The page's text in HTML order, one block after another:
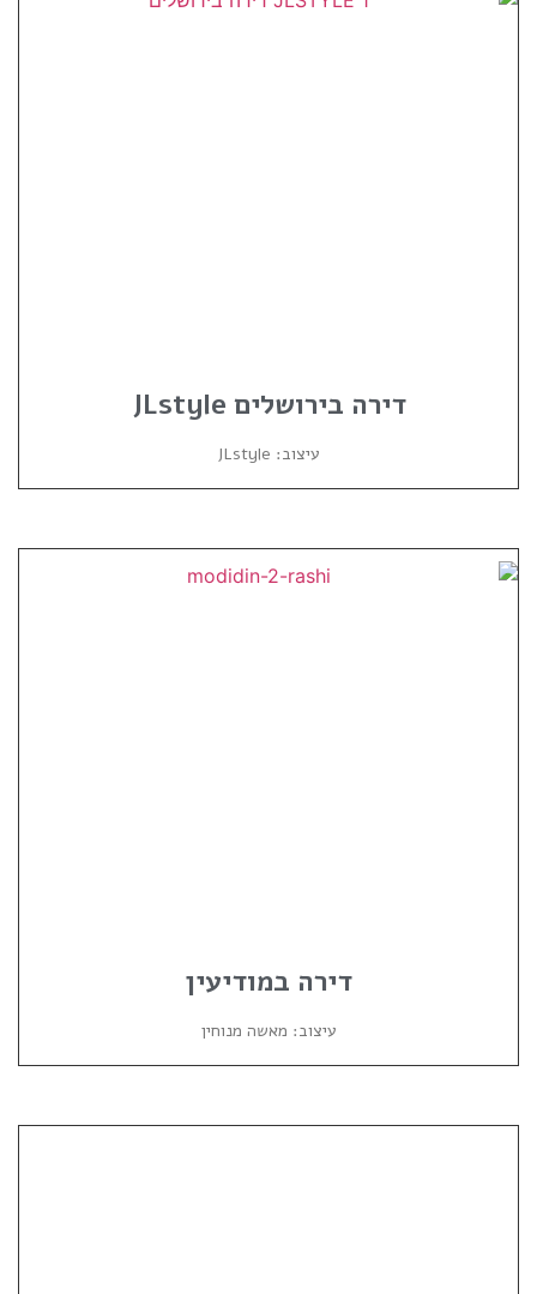
דירה בירושלים JLstyle
עיצוב: JLstyle
דירה במודיעין
עיצוב: מאשה מנוחין